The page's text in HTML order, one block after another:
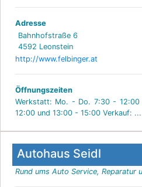
Adresse
Bahnhofstraße 6
4592 Leonstein
http://www.felbinger.at
Öffnungszeiten
Werkstatt: Mo. - Do. 7:30 -
12:00 und 13:00 - 15:00 Verkauf: ...
Autohaus Seidl
Rund ums Auto Service, Reparatur